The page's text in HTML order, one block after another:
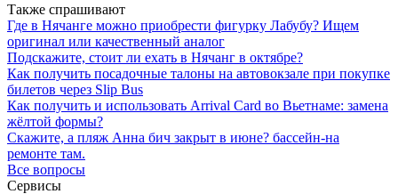
Также спрашивают
Где в Нячанге можно приобрести фигурку Лабубу? Ищем
оригинал или качественный аналог
Подскажите, стоит ли ехать в Нячанг в октябре?
Как получить посадочные талоны на автовокзале при покупке
билетов через Slip Bus
Как получить и использовать Arrival Card во Вьетнаме: замена
жёлтой формы?
Скажите, а пляж Анна бич закрыт в июне? бассейн-на
ремонте там.
Все вопросы
Сервисы